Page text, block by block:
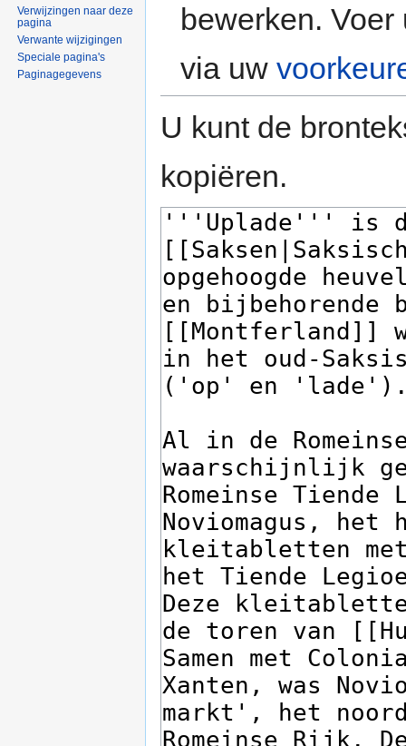
bewerken.
via uw
U kunt de
kopiëren.
Verwijzingen naar deze
pagina
Verwante wijzigingen
Speciale pagina's
Paginagegevens